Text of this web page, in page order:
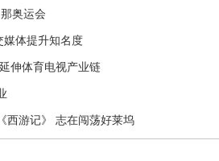
奥运会
媒体提升知名度
伸体育电视产业链
西游记》 志在闯荡好莱坞